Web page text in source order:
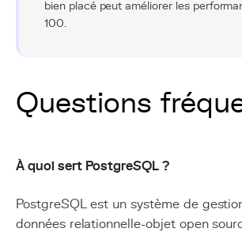
bien placé peut améliorer les
100.
Questions
À quoi sert PostgreSQL ?
PostgreSQL est un système de
données relationnelle-objet open